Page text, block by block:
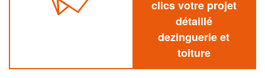
clics votre projet
détaillé
dezinguerie et
toiture